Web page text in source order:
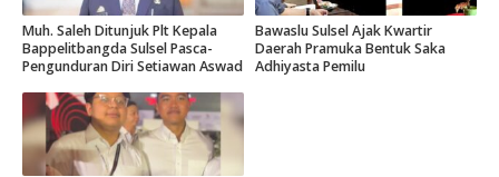
Muh. Saleh Ditunjuk Plt Kepala
Bappelitbangda Sulsel Pasca-
Pengunduran Diri Setiawan Aswad
Bawaslu Sulsel Ajak Kwartir
Daerah Pramuka Bentuk Saka
Adhiyasta Pemilu